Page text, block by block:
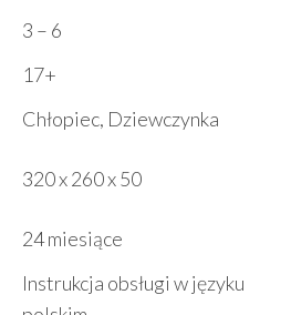
3 – 6
17+
Chłopiec, Dziewczynka
320 x 260 x 50
24 miesiące
Instrukcja obsługi w języku